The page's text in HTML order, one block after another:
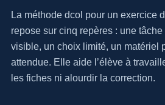
La méthode dcol pour un exercice
repose sur cinq repères : une
visible, un choix limité, un matériel
attendue. Elle aide l’élève à
les fiches ni alourdir la correction.